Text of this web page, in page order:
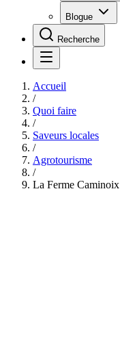
Blogue
Recherche
Accueil
/
Quoi faire
/
Saveurs locales
/
Agrotourisme
/
La Ferme Caminoix